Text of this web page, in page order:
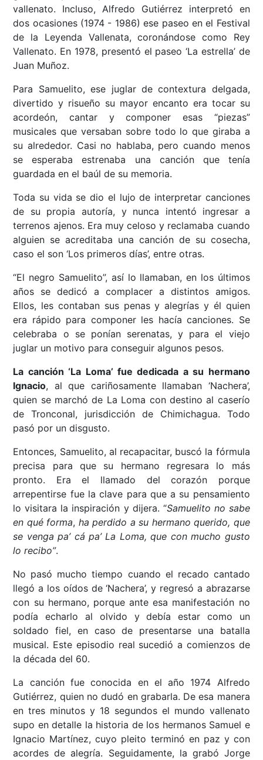
vallenato. Incluso, Alfredo Gutiérrez interpretó en
dos ocasiones (1974 - 1986) ese paseo en el Festival
de la Leyenda Vallenata, coronándose como Rey
Vallenato. En 1978, presentó el paseo ‘La estrella’ de
Juan Muñoz.
Para Samuelito, ese juglar de contextura delgada,
divertido y risueño su mayor encanto era tocar su
acordeón, cantar y componer esas “piezas”
musicales que versaban sobre todo lo que giraba a
su alrededor. Casi no hablaba, pero cuando menos
se esperaba estrenaba una canción que tenía
guardada en el baúl de su memoria.
Toda su vida se dio el lujo de interpretar canciones
de su propia autoría, y nunca intentó ingresar a
terrenos ajenos. Era muy celoso y reclamaba cuando
alguien se acreditaba una canción de su cosecha,
caso el son ‘Los primeros días’, entre otras.
“El negro Samuelito”, así lo llamaban, en los últimos
años se dedicó a complacer a distintos amigos.
Ellos, les contaban sus penas y alegrías y él quien
era rápido para componer les hacía canciones. Se
celebraba o se ponían serenatas, y para el viejo
juglar un motivo para conseguir algunos pesos.
La canción ‘La Loma’ fue dedicada a su hermano
Ignacio, al que cariñosamente llamaban ‘Nachera’,
quien se marchó de La Loma con destino al caserío
de Tronconal, jurisdicción de Chimichagua. Todo
pasó por un disgusto.
Entonces, Samuelito, al recapacitar, buscó la fórmula
precisa para que su hermano regresara lo más
pronto. Era el llamado del corazón porque
arrepentirse fue la clave para que a su pensamiento
lo visitara la inspiración y dijera. “Samuelito no sabe
en qué forma, ha perdido a su hermano querido, que
se venga pa’ cá pa’ La Loma, que con mucho gusto
lo recibo”.
No pasó mucho tiempo cuando el recado cantado
llegó a los oídos de ‘Nachera’, y regresó a abrazarse
con su hermano, porque ante esa manifestación no
podía echarlo al olvido y debía estar como un
soldado fiel, en caso de presentarse una batalla
musical. Este episodio real sucedió a comienzos de
la década del 60.
La canción fue conocida en el año 1974 Alfredo
Gutiérrez, quien no dudó en grabarla. De esa manera
en tres minutos y 18 segundos el mundo vallenato
supo en detalle la historia de los hermanos Samuel e
Ignacio Martínez, cuyo pleito terminó en paz y con
acordes de alegría. Seguidamente, la grabó Jorge